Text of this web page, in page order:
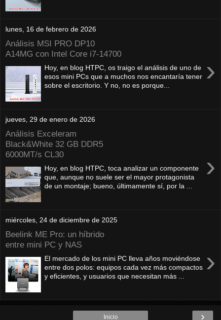
lunes, 16 de febrero de 2026
Análisis MSI PRO DP10
A14MG con Intel Core i7-14700
›
Hoy, en blog HTPC, os traigo el análisis de uno de
esos mini PCs que a muchos nos encantaría tener
sobre el escritorio. Y no, no es porque...
jueves, 29 de enero de 2026
Análisis Exceleram
Black&White 32 GB DDR5
6000MT/s CL30
›
Hoy, en blog HTPC, toca analizar un componente
que, aunque no suele ser el mayor protagonista
de un montaje; bueno, últimamente sí, por la ...
miércoles, 24 de diciembre de 2025
Beelink ME Pro: un híbrido
entre mini PC y NAS
›
El mercado de los mini PC lleva años moviéndose
entre dos polos: equipos cada vez más compactos
y eficientes, y usuarios que necesitan más ...
›
Inicio